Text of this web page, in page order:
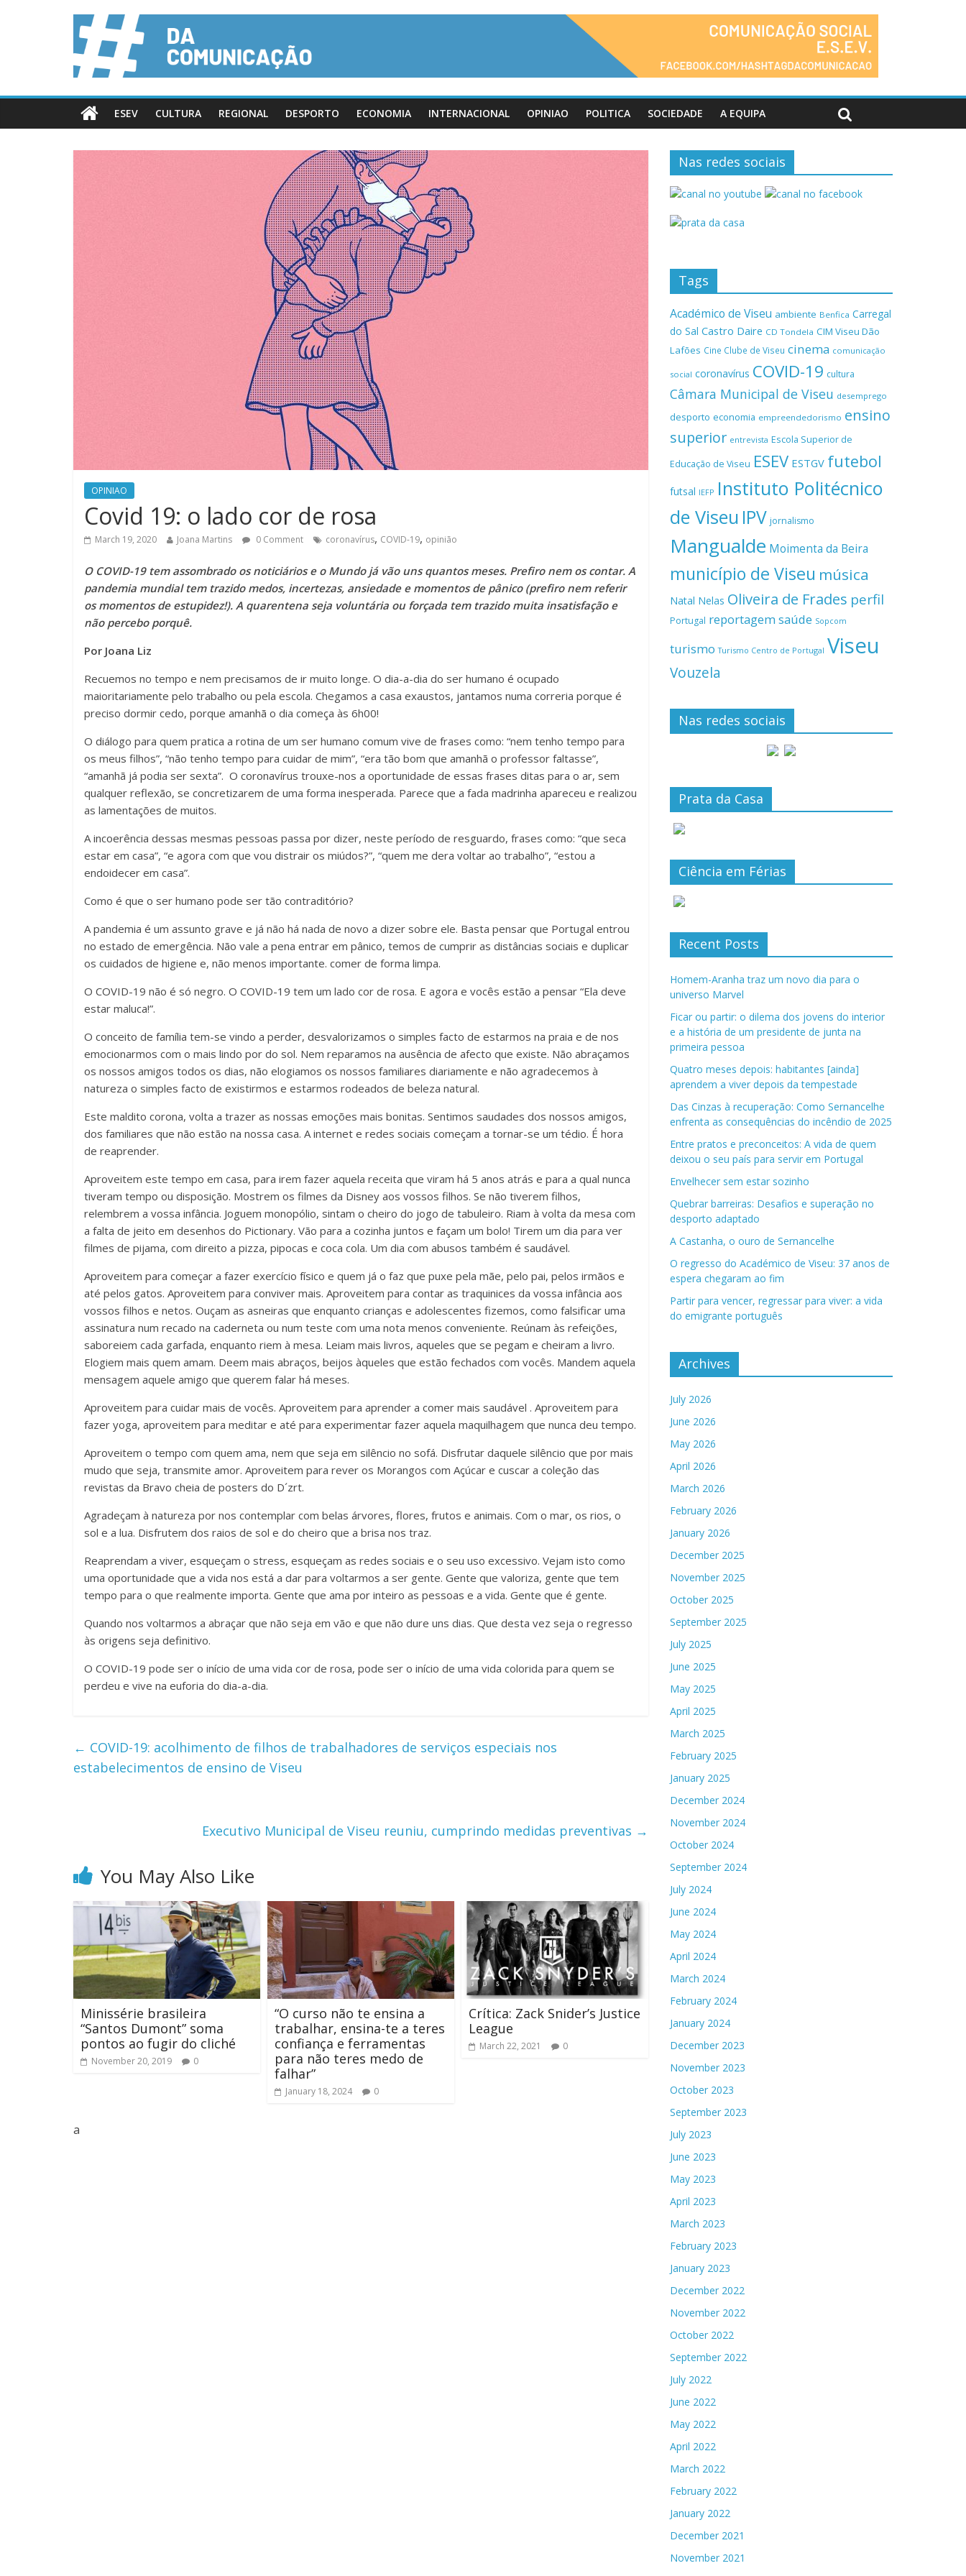
ESEV CULTURA REGIONAL DESPORTO ECONOMIA INTERNACIONAL OPINIAO POLITICA SOCIEDADE A EQUIPA
OPINIAO
Covid 19: o lado cor de rosa
March 19, 2020 Joana Martins 0 Comment coronavírus, COVID-19, opinião
O COVID-19 tem assombrado os noticiários e o Mundo já vão uns quantos meses. Prefiro nem os contar. A
pandemia mundial tem trazido medos, incertezas, ansiedade e momentos de pânico (prefiro nem referir
os momentos de estupidez!). A quarentena seja voluntária ou forçada tem trazido muita insatisfação e
não percebo porquê.
Por Joana Liz
Recuemos no tempo e nem precisamos de ir muito longe. O dia-a-dia do ser humano é ocupado
maioritariamente pelo trabalho ou pela escola. Chegamos a casa exaustos, jantamos numa correria porque é
preciso dormir cedo, porque amanhã o dia começa às 6h00!
O diálogo para quem pratica a rotina de um ser humano comum vive de frases como: “nem tenho tempo para
os meus filhos”, “não tenho tempo para cuidar de mim”, “era tão bom que amanhã o professor faltasse”,
“amanhã já podia ser sexta”. O coronavírus trouxe-nos a oportunidade de essas frases ditas para o ar, sem
qualquer reflexão, se concretizarem de uma forma inesperada. Parece que a fada madrinha apareceu e realizou
as lamentações de muitos.
A incoerência dessas mesmas pessoas passa por dizer, neste período de resguardo, frases como: “que seca
estar em casa”, “e agora com que vou distrair os miúdos?”, “quem me dera voltar ao trabalho”, “estou a
endoidecer em casa”.
Como é que o ser humano pode ser tão contraditório?
A pandemia é um assunto grave e já não há nada de novo a dizer sobre ele. Basta pensar que Portugal entrou
no estado de emergência. Não vale a pena entrar em pânico, temos de cumprir as distâncias sociais e duplicar
os cuidados de higiene e, não menos importante. comer de forma limpa.
O COVID-19 não é só negro. O COVID-19 tem um lado cor de rosa. E agora e vocês estão a pensar “Ela deve
estar maluca!”.
O conceito de família tem-se vindo a perder, desvalorizamos o simples facto de estarmos na praia e de nos
emocionarmos com o mais lindo por do sol. Nem reparamos na ausência de afecto que existe. Não abraçamos
os nossos amigos todos os dias, não elogiamos os nossos familiares diariamente e não agradecemos à
natureza o simples facto de existirmos e estarmos rodeados de beleza natural.
Este maldito corona, volta a trazer as nossas emoções mais bonitas. Sentimos saudades dos nossos amigos,
dos familiares que não estão na nossa casa. A internet e redes sociais começam a tornar-se um tédio. É hora
de reaprender.
Aproveitem este tempo em casa, para irem fazer aquela receita que viram há 5 anos atrás e para a qual nunca
tiveram tempo ou disposição. Mostrem os filmes da Disney aos vossos filhos. Se não tiverem filhos,
relembrem a vossa infância. Joguem monopólio, sintam o cheiro do jogo de tabuleiro. Riam à volta da mesa com
a falta de jeito em desenhos do Pictionary. Vão para a cozinha juntos e façam um bolo! Tirem um dia para ver
filmes de pijama, com direito a pizza, pipocas e coca cola. Um dia com abusos também é saudável.
Aproveitem para começar a fazer exercício físico e quem já o faz que puxe pela mãe, pelo pai, pelos irmãos e
até pelos gatos. Aproveitem para conviver mais. Aproveitem para contar as traquinices da vossa infância aos
vossos filhos e netos. Ouçam as asneiras que enquanto crianças e adolescentes fizemos, como falsificar uma
assinatura num recado na caderneta ou num teste com uma nota menos conveniente. Reúnam às refeições,
saboreiem cada garfada, enquanto riem à mesa. Leiam mais livros, aqueles que se pegam e cheiram a livro.
Elogiem mais quem amam. Deem mais abraços, beijos àqueles que estão fechados com vocês. Mandem aquela
mensagem aquele amigo que querem falar há meses.
Aproveitem para cuidar mais de vocês. Aproveitem para aprender a comer mais saudável . Aproveitem para
fazer yoga, aproveitem para meditar e até para experimentar fazer aquela maquilhagem que nunca deu tempo.
Aproveitem o tempo com quem ama, nem que seja em silêncio no sofá. Disfrutar daquele silêncio que por mais
mudo que seja, transmite amor. Aproveitem para rever os Morangos com Açúcar e cuscar a coleção das
revistas da Bravo cheia de posters do D´zrt.
Agradeçam à natureza por nos contemplar com belas árvores, flores, frutos e animais. Com o mar, os rios, o
sol e a lua. Disfrutem dos raios de sol e do cheiro que a brisa nos traz.
Reaprendam a viver, esqueçam o stress, esqueçam as redes sociais e o seu uso excessivo. Vejam isto como
uma oportunidade que a vida nos está a dar para voltarmos a ser gente. Gente que valoriza, gente que tem
tempo para o que realmente importa. Gente que ama por inteiro as pessoas e a vida. Gente que é gente.
Quando nos voltarmos a abraçar que não seja em vão e que não dure uns dias. Que desta vez seja o regresso
às origens seja definitivo.
O COVID-19 pode ser o início de uma vida cor de rosa, pode ser o início de uma vida colorida para quem se
perdeu e vive na euforia do dia-a-dia.
← COVID-19: acolhimento de filhos de trabalhadores de serviços especiais nos
estabelecimentos de ensino de Viseu
Executivo Municipal de Viseu reuniu, cumprindo medidas preventivas →
You May Also Like
Minissérie brasileira
“Santos Dumont” soma
pontos ao fugir do cliché
November 20, 2019 0
“O curso não te ensina a
trabalhar, ensina-te a teres
confiança e ferramentas
para não teres medo de
falhar”
January 18, 2024 0
Crítica: Zack Snider’s Justice
League
March 22, 2021 0
a
Nas redes sociais
Tags
Académico de Viseu ambiente Benfica Carregal
do Sal Castro Daire CD Tondela CIM Viseu Dão
Lafões Cine Clube de Viseu cinema comunicação
social coronavírus COVID-19 cultura
Câmara Municipal de Viseu desemprego
desporto economia empreendedorismo ensino
superior entrevista Escola Superior de
Educação de Viseu ESEV ESTGV futebol
futsal IEFP Instituto Politécnico
de Viseu IPV jornalismo
Mangualde Moimenta da Beira
município de Viseu música
Natal Nelas Oliveira de Frades perfil
Portugal reportagemsaúde Sopcom
turismo Turismo Centro de Portugal Viseu
Vouzela
Nas redes sociais
Prata da Casa
Ciência em Férias
Recent Posts
Homem-Aranha traz um novo dia para o
universo Marvel
Ficar ou partir: o dilema dos jovens do interior
e a história de um presidente de junta na
primeira pessoa
Quatro meses depois: habitantes [ainda]
aprendem a viver depois da tempestade
Das Cinzas à recuperação: Como Sernancelhe
enfrenta as consequências do incêndio de 2025
Entre pratos e preconceitos: A vida de quem
deixou o seu país para servir em Portugal
Envelhecer sem estar sozinho
Quebrar barreiras: Desafios e superação no
desporto adaptado
A Castanha, o ouro de Sernancelhe
O regresso do Académico de Viseu: 37 anos de
espera chegaram ao fim
Partir para vencer, regressar para viver: a vida
do emigrante português
Archives
July 2026
June 2026
May 2026
April 2026
March 2026
February 2026
January 2026
December 2025
November 2025
October 2025
September 2025
July 2025
June 2025
May 2025
April 2025
March 2025
February 2025
January 2025
December 2024
November 2024
October 2024
September 2024
July 2024
June 2024
May 2024
April 2024
March 2024
February 2024
January 2024
December 2023
November 2023
October 2023
September 2023
July 2023
June 2023
May 2023
April 2023
March 2023
February 2023
January 2023
December 2022
November 2022
October 2022
September 2022
July 2022
June 2022
May 2022
April 2022
March 2022
February 2022
January 2022
December 2021
November 2021